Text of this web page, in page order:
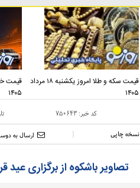
قیمت سکه و طلا امروز یکشنبه ۱۸ مرداد
۱۴۰۵
۱۴۰۵
کد خبر:۷۵۰۶۴۳
نسخه چاپی ارسال به
تصاویر باشکوه از برگزاری عید